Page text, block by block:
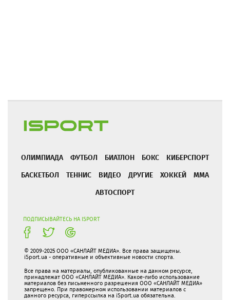
ОЛИМПИАДА ФУТБОЛ БИАТЛОН БОКС
КИБЕРСПОРТ
БАСКЕТБОЛ
ТЕННИС ВИДЕО ДРУГИЕ ХОККЕЙ
ММА
АВТОСПОРТ
ПОДПИСЫВАЙТЕСЬ НА ISPORT
© 2009-2025 ООО «САНЛАЙТ МЕДИА». Все права защищены.
iSport.ua - оперативные и объективные новости спорта.
Все права на материалы, опубликованные на данном ресурсе,
принадлежат ООО «САНЛАЙТ МЕДИА». Какое-либо использование
материалов без письменного разрешения ООО «САНЛАЙТ МЕДИА»
запрещено. При правомерном использовании материалов с
данного ресурса, гиперссылка на iSport.ua обязательна.